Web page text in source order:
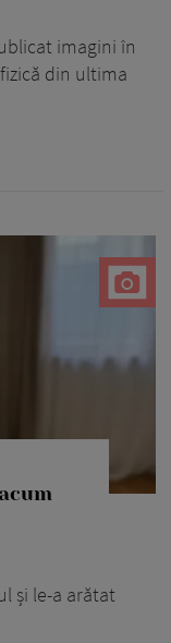
imagini în
din ultima
și le-a arătat